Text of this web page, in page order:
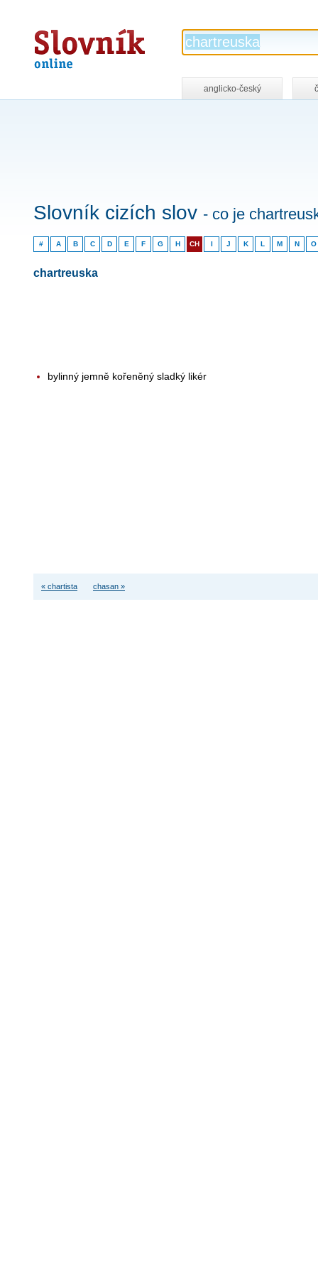
Slovník
online
anglicko-český
Slovník cizích slov - co je
# A B C D E F G H CH I J K L M N O
chartreuska
bylinný jemně kořeněný sladký likér
« chartista chasan »